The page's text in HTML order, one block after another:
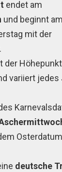
endet am
und beginnt am
mit der
der
variiert jedes
Osterdatum
deutsche